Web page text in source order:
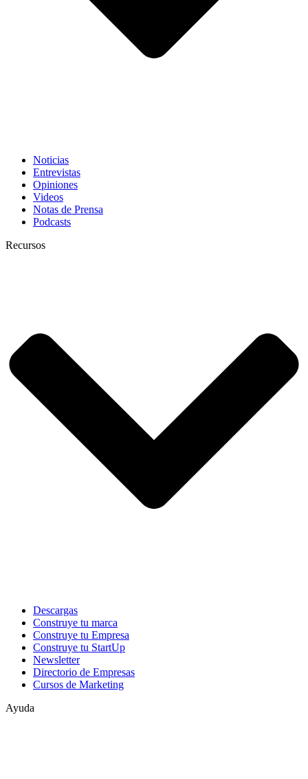
Noticias
Entrevistas
Opiniones
Videos
Notas de Prensa
Podcasts
Recursos
Descargas
Construye tu marca
Construye tu Empresa
Construye tu StartUp
Newsletter
Directorio de Empresas
Cursos de Marketing
Ayuda